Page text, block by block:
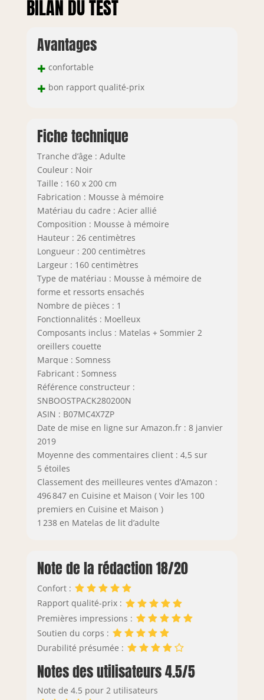
BILAN DU TEST
Avantages
+ confortable
+ bon rapport qualité-prix
Fiche technique
Tranche d’âge : Adulte
Couleur : Noir
Taille : 160 x 200 cm
Fabrication : Mousse à mémoire
Matériau du cadre : Acier allié
Composition : Mousse à mémoire
Hauteur : 26 centimètres
Longueur : 200 centimètres
Largeur : 160 centimètres
Type de matériau : Mousse à mémoire de
forme et ressorts ensachés
Nombre de pièces : 1
Fonctionnalités : Moelleux
Composants inclus : Matelas + Sommier 2
oreillers couette
Marque : Somness
Fabricant : Somness
Référence constructeur :
SNBOOSTPACK280200N
ASIN : B07MC4X7ZP
Date de mise en ligne sur Amazon.fr : 8 janvier
2019
Moyenne des commentaires client : 4,5 sur
5 étoiles
Classement des meilleures ventes d’Amazon :
496 847 en Cuisine et Maison ( Voir les 100
premiers en Cuisine et Maison )
1 238 en Matelas de lit d’adulte
Note de la rédaction 18/20
Confort :
Rapport qualité-prix :
Premières impressions :
Soutien du corps :
Durabilité présumée :
Notes des utilisateurs 4.5/5
Note de 4.5 pour 2 utilisateurs